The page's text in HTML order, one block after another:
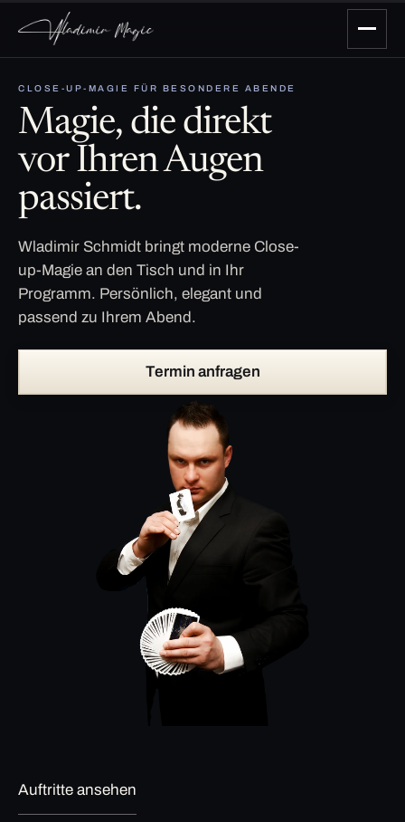
CLOSE-UP-MAGIE FÜR BESONDERE ABENDE
Magie, die direkt
vor Ihren Augen
passiert.
Wladimir Schmidt bringt moderne Close-
up-Magie an den Tisch und in Ihr
Programm. Persönlich, elegant und
passend zu Ihrem Abend.
Termin anfragen
Auftritte ansehen